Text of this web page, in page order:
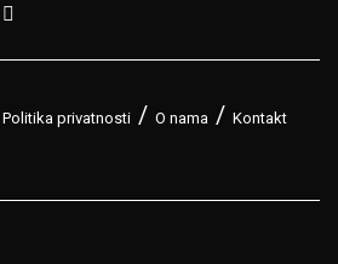
Politika privatnosti O nama Kontakt